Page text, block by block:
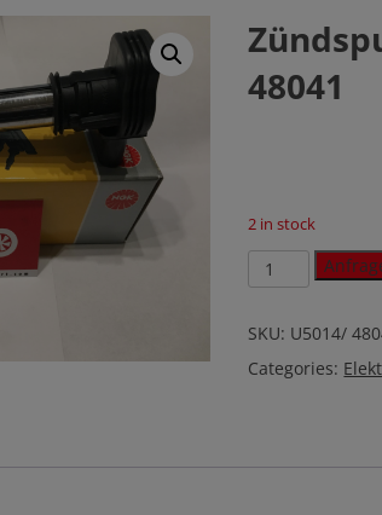
48041
2 in stock
Zündspule
NGK
/
quantity
SKU: U5014/
Categories: